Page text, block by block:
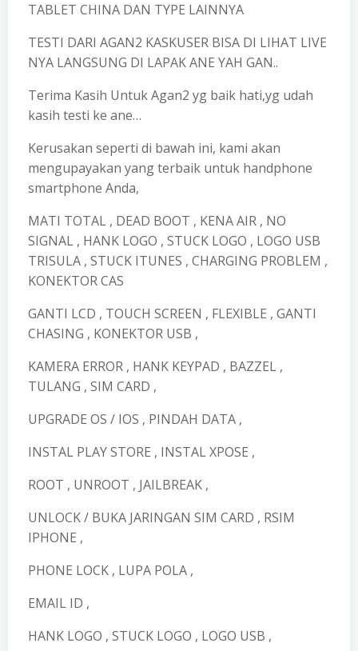
TABLET CHINA DAN TYPE LAINNYA
TESTI DARI AGAN2 KASKUSER BISA DI LIHAT LIVE
NYA LANGSUNG DI LAPAK ANE YAH GAN..
Terima Kasih Untuk Agan2 yg baik hati,yg udah
kasih testi ke ane…
Kerusakan seperti di bawah ini, kami akan
mengupayakan yang terbaik untuk handphone
smartphone Anda,
MATI TOTAL , DEAD BOOT , KENA AIR , NO
SIGNAL , HANK LOGO , STUCK LOGO , LOGO USB
TRISULA , STUCK ITUNES , CHARGING PROBLEM ,
KONEKTOR CAS
GANTI LCD , TOUCH SCREEN , FLEXIBLE , GANTI
CHASING , KONEKTOR USB ,
KAMERA ERROR , HANK KEYPAD , BAZZEL ,
TULANG , SIM CARD ,
UPGRADE OS / IOS , PINDAH DATA ,
INSTAL PLAY STORE , INSTAL XPOSE ,
ROOT , UNROOT , JAILBREAK ,
UNLOCK / BUKA JARINGAN SIM CARD , RSIM
IPHONE ,
PHONE LOCK , LUPA POLA ,
EMAIL ID ,
HANK LOGO , STUCK LOGO , LOGO USB ,